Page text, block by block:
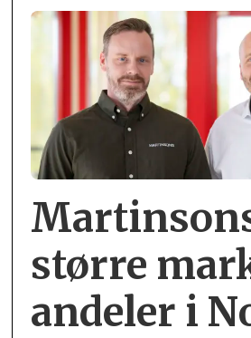
større
andeler i